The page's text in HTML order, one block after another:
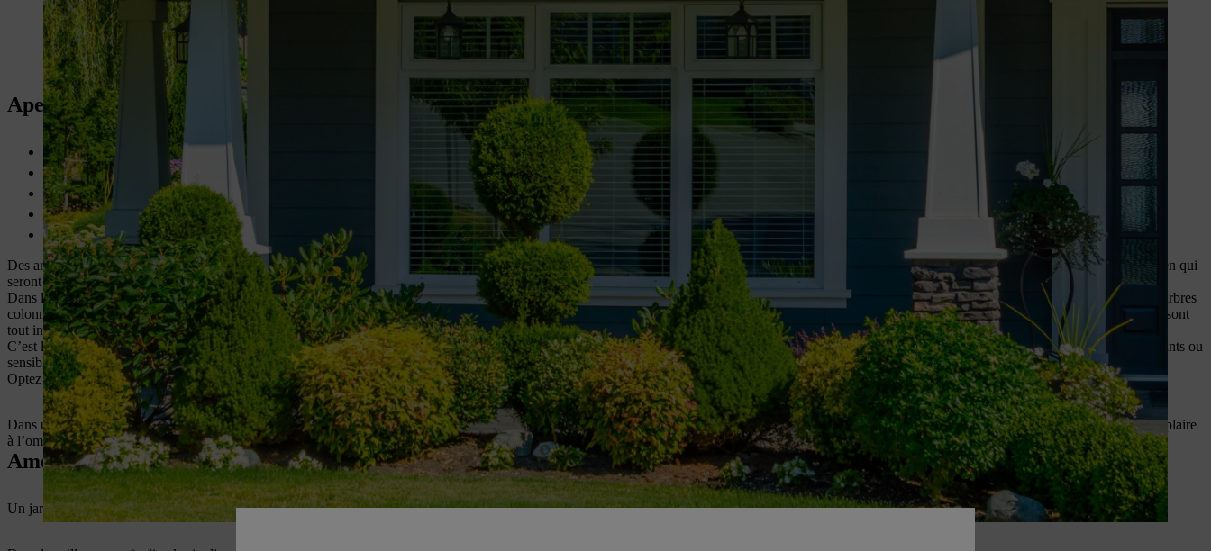
Aperçu : Aménager un jardin de façade
Design minimaliste et formes géométriques sont caractéristiques des jardins de façade modernes.
Des pierres ou des graviers, des vivaces sans arrosage : typiques des jardins en pierre traditionnels.
Graminées et éléments en pierre naturelle et en terre cuite pour le jardin méditerranéen.
Les parterres,
haies, bacs et ganivelles caractérisent les jardins romantiques de style campagnard.
Descouvre-sols
robustes et des arbustes locaux sont souvent utilisés dans les jardins de façade faciles d’entretien.
Des arbustes et buissons qui couvrent le sol aux graminées ornementales et aux arbres… Le choix est vaste. Ce sont la taille et l’orientation de votre jardin de façade, le style souhaité et les besoins d’entretien qui
seront déterminants.
Dans les jardins de façade, il est préférable de planter surtout des arbres de petite taille ou colonnaires. Lors de votre choix, tenez compte de l’orientation du jardin de façade et de la surface disponible. Les arbres
colonnaires, comme le cerisier ornemental ou le sorbier en colonne, poussent en hauteur et laissent passer beaucoup de lumière. Les petits arbres sphériques,tels que l’érable boule et le catalpa en boule, sont
tout indiqués pour les petits jardins de façade.
C’est le choix des plantes qui détermine le meilleur moment pour les plantations. Les plantes robustes et résistantes à l’hiver sont idéalement plantées en automne avant le premier gel. Pour les arbres persistants ou
sensibles au froid comme l’hibiscus, le printemps est le meilleur moment.
Optez pour des variétés qui se développent bien sans soleil comme le myosotis, la tiarelle cordifoliée, les hostas, le cierge d’argent, l’hortensia et le chèvrefeuille arbustif.
Dans un jardin ombragé, veillez à planter les arbres et arbustes les plus hauts près du mur de la maison. Ainsi, ils ne projettent pas d’ombre supplémentaire sur les autres plantes. Le gazon doit également se plaire
à l’ombre.
Aménager son jardin : la beauté à tous les niveaux
Un jardin de façade végétal offre une vue accueillante et vivante depuis vos fenêtres.